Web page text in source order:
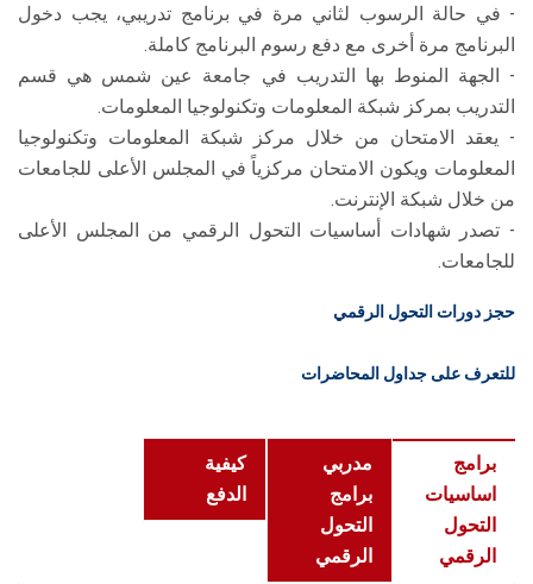
- في حالة الرسوب لثاني مرة في برنامج تدريبي، يجب دخول
البرنامج مرة أخرى مع دفع رسوم البرنامج كاملة.
- الجهة المنوط بها التدريب في جامعة عين شمس هي قسم
التدريب بمركز شبكة المعلومات وتكنولوجيا المعلومات.
- يعقد الامتحان من خلال مركز شبكة المعلومات وتكنولوجيا
المعلومات ويكون الامتحان مركزياً في المجلس الأعلى للجامعات
من خلال شبكة الإنترنت.
- تصدر شهادات أساسيات التحول الرقمي من المجلس الأعلى
للجامعات.
حجز دورات التحول الرقمي
للتعرف على جداول المحاضرات
برامج
اساسيات
التحول
الرقمي
مدربي
برامج
التحول
الرقمي
كيفية
الدفع